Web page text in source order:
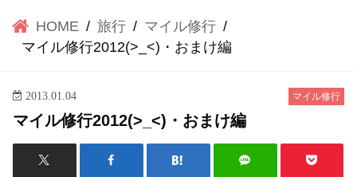
HOME 旅行
マイル修行
マイル修行2012(>_<)・おまけ編
マイル修行
2013.01.04
マイル修行2012(>_<)・おまけ編